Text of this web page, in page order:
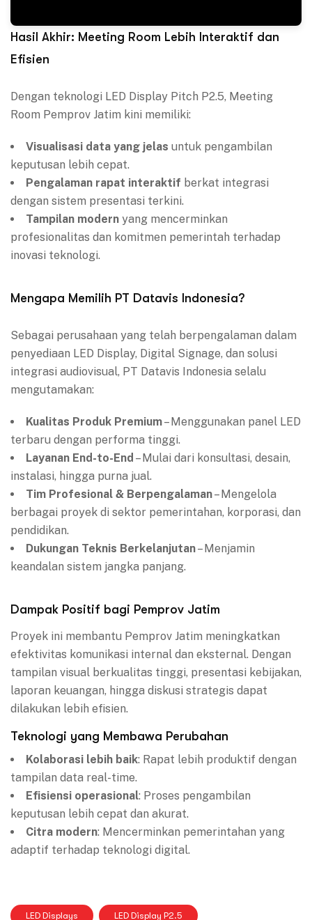
Hasil Akhir: Meeting Room Lebih Interaktif dan
Efisien
Dengan teknologi LED Display Pitch P2.5, Meeting
Room Pemprov Jatim kini memiliki:
Visualisasi data yang jelas untuk pengambilan
keputusan lebih cepat.
Pengalaman rapat interaktif berkat integrasi
dengan sistem presentasi terkini.
Tampilan modern yang mencerminkan
profesionalitas dan komitmen pemerintah terhadap
inovasi teknologi.
Mengapa Memilih PT Datavis Indonesia?
Sebagai perusahaan yang telah berpengalaman dalam
penyediaan LED Display, Digital Signage, dan solusi
integrasi audiovisual, PT Datavis Indonesia selalu
mengutamakan:
Kualitas Produk Premium– Menggunakan panel LED
terbaru dengan performa tinggi.
Layanan End-to-End – Mulai dari konsultasi, desain,
instalasi, hingga purna jual.
Tim Profesional & Berpengalaman– Mengelola
berbagai proyek di sektor pemerintahan, korporasi, dan
pendidikan.
Dukungan Teknis Berkelanjutan– Menjamin
keandalan sistem jangka panjang.
Dampak Positif bagi Pemprov Jatim
Proyek ini membantu Pemprov Jatim meningkatkan
efektivitas komunikasi internal dan eksternal. Dengan
tampilan visual berkualitas tinggi, presentasi kebijakan,
laporan keuangan, hingga diskusi strategis dapat
dilakukan lebih efisien.
Teknologi yang Membawa Perubahan
Kolaborasi lebih baik: Rapat lebih produktif dengan
tampilan data real-time.
Efisiensi operasional: Proses pengambilan
keputusan lebih cepat dan akurat.
Citra modern: Mencerminkan pemerintahan yang
adaptif terhadap teknologi digital.
LED Displays LED Display P2.5